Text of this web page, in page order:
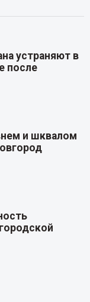
устраняют в
после
и шквалом